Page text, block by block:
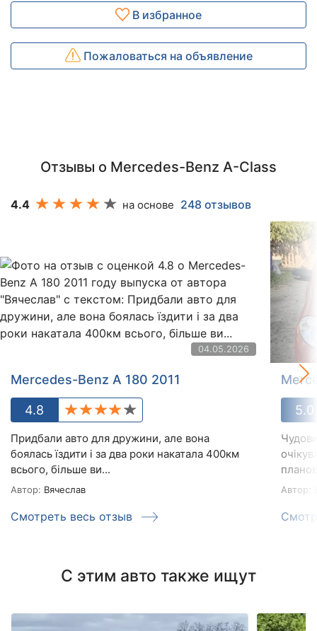
В избранное
Пожаловаться на объявление
Отзывы о Mercedes-Benz A-Class
4.4 на основе 248 отзывов
04.05.2026
Mercedes-Benz A 180 2011
4.8
Придбали авто для дружини, але вона
боялась їздити і за два роки накатала 400км
всього, більше ви...
Автор: Вячеслав
Смотреть весь отзыв
5.0
Автор:
С этим авто также ищут